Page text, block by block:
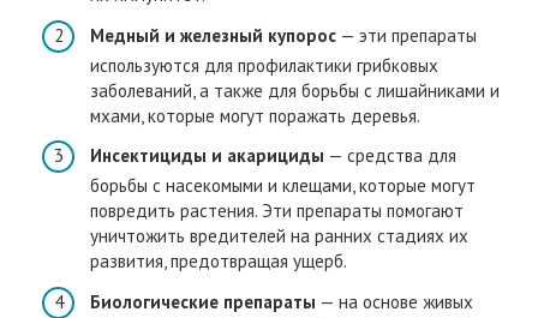
Медный и железный купорос — эти препараты
используются для профилактики грибковых
заболеваний, а также для борьбы с лишайниками и
мхами, которые могут поражать деревья.
Инсектициды и акарициды — средства для
борьбы с насекомыми и клещами, которые могут
повредить растения. Эти препараты помогают
уничтожить вредителей на ранних стадиях их
развития, предотвращая ущерб.
Биологические препараты — на основе живых